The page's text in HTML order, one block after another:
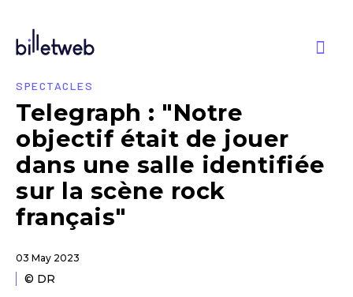
SPECTACLES
Telegraph : "Notre
objectif était de jouer
dans une salle identifiée
sur la scène rock
français"
03 May 2023
© DR